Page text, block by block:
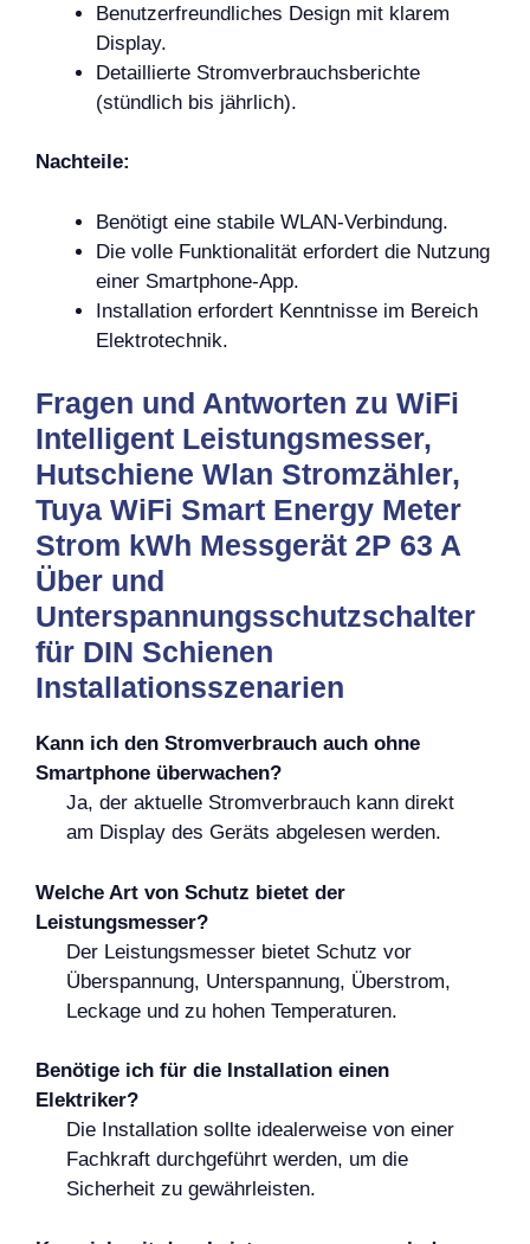
Benutzerfreundliches Design mit klarem
Display.
Detaillierte Stromverbrauchsberichte
(stündlich bis jährlich).
Nachteile:
Benötigt eine stabile WLAN-Verbindung.
Die volle Funktionalität erfordert die Nutzung
einer Smartphone-App.
Installation erfordert Kenntnisse im Bereich
Elektrotechnik.
Fragen und Antworten zu WiFi
Intelligent Leistungsmesser,
Hutschiene Wlan Stromzähler,
Tuya WiFi Smart Energy Meter
Strom kWh Messgerät 2P 63 A
Über und
Unterspannungsschutzschalter
für DIN Schienen
Installationsszenarien
Kann ich den Stromverbrauch auch ohne
Smartphone überwachen?
Ja, der aktuelle Stromverbrauch kann direkt
am Display des Geräts abgelesen werden.
Welche Art von Schutz bietet der
Leistungsmesser?
Der Leistungsmesser bietet Schutz vor
Überspannung, Unterspannung, Überstrom,
Leckage und zu hohen Temperaturen.
Benötige ich für die Installation einen
Elektriker?
Die Installation sollte idealerweise von einer
Fachkraft durchgeführt werden, um die
Sicherheit zu gewährleisten.